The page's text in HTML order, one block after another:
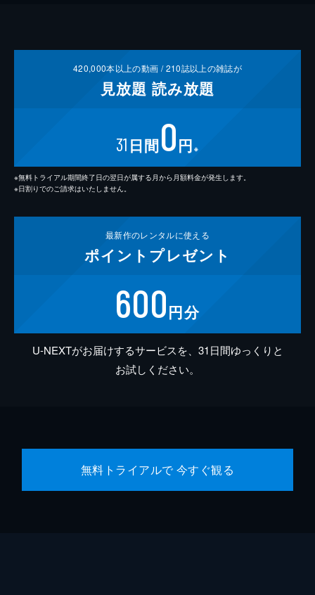
420,000本以上の動画 /210誌以上の雑誌が
見放題 読み放題
31 日間0円 ※
※無料トライアル期間終了日の翌日が属する月から月額料金が発生します。
※日割りでのご請求はいたしません。
最新作のレンタルに使える
ポイント プレゼント
600円分
U-NEXTがお届けするサービスを、31日間ゆっくりと
お試しください。
無料トライアルで 今すぐ観る